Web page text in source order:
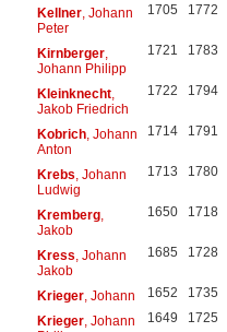
Kellner, Johann
Peter
1705 1772
Kirnberger,
Johann Philipp
1721 1783
Kleinknecht,
Jakob Friedrich
1722 1794
Kobrich, Johann
Anton
1714 1791
Krebs , Johann
Ludwig
1713 1780
Kremberg,
Jakob
1650 1718
Kress , Johann
Jakob
1685 1728
Krieger, Johann 1652 1735
Krieger, Johann
1649 1725